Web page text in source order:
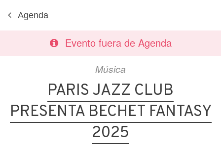
Agenda
Evento fuera de Agenda
Música
PARIS JAZZ CLUB
PRESENTA BECHET FANTASY
2025